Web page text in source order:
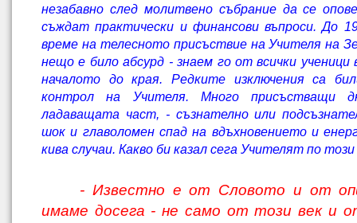
незабавно след молитвено събрание да се
съждат практически и финансови въпроси. До
време на телесното присъствие на Учителя на
нещо е било абсурд - знаем го от всички
началото до края. Редките изключения са
контрол на Учителя. Много присъстващи
ладаващата част, - съзнателно или
шок и главоломен спад на вдъхновението и
кива случаи. Какво би казал сега Учителят по този
- Известно е от Словото и от
имаме досега - не само от този век и